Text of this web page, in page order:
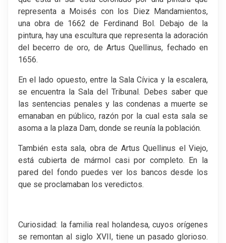
representa a Moisés con los Diez Mandamientos,
una obra de 1662 de Ferdinand Bol. Debajo de la
pintura, hay una escultura que representa la adoración
del becerro de oro, de Artus Quellinus, fechado en
1656.
En el lado opuesto, entre la Sala Cívica y la escalera,
se encuentra la Sala del Tribunal. Debes saber que
las sentencias penales y las condenas a muerte se
emanaban en público, razón por la cual esta sala se
asoma a la plaza Dam, donde se reunía la población.
También esta sala, obra de Artus Quellinus el Viejo,
está cubierta de mármol casi por completo. En la
pared del fondo puedes ver los bancos desde los
que se proclamaban los veredictos.
Curiosidad: la familia real holandesa, cuyos orígenes
se remontan al siglo XVII, tiene un pasado glorioso.